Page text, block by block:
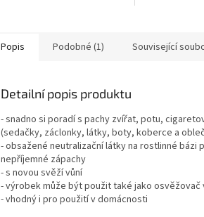
Popis Podobné (1) Související
Detailní popis produktu
- snadno si poradí s pachy zvířat, potu,
(sedačky, záclonky, látky, boty, koberce a
- obsažené neutralizační látky na rostlinné bázi
nepříjemné zápachy
- s novou svěží vůní
- výrobek může být použit také jako osvěžovač
- vhodný i pro použití v domácnosti